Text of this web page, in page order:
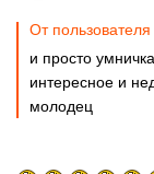
От пользователя
и просто умничка
интересное и
молодец